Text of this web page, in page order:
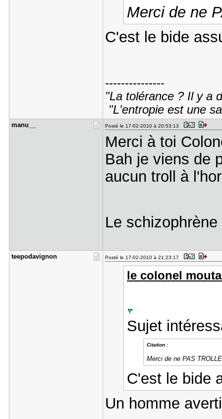
Merci de ne
C'est le bide
---------------
"La tolérance ? Il y a
"L'entropie est une
manu__ Posté le 17-02-2010 à 20:53:13
Merci à toi
Bah je viens de
aucun troll à
Le
teepodavig​non Posté le 17-02-2010 à 21:23:17
le colonel
Sujet
Citation :
Merci de ne PAS
C'est le bide
Un homme